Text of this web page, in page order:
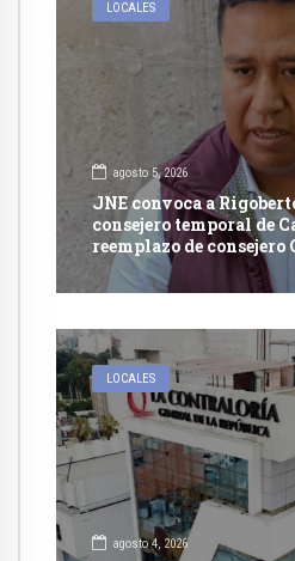
LOCALES
agosto 5, 2026
JNE convoca a
consejero temporal de
reemplazo de consejero
LOCALES
agosto 4, 2026